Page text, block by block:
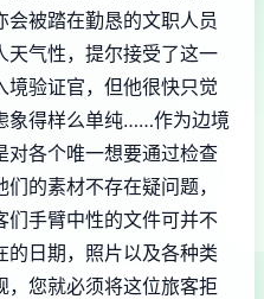
会被踏在勤恳的文职人员
天气性，提尔接受了这一
境验证官，但他很快只觉
象得样么单纯……作为边境
对各个唯一想要通过检查
的素材不存在疑问题，
们手臂中性的文件可并不
的日期，照片以及各种类
，您就必须将这位旅客拒